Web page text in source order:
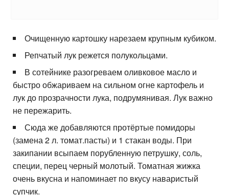
Очищенную картошку нарезаем крупным кубиком.
Репчатый лук режется полукольцами.
В сотейнике разогреваем оливковое масло и
быстро обжариваем на сильном огне картофель и
лук до прозрачности лука, подрумянивая. Лук важно
не пережарить.
Сюда же добавляются протёртые помидоры
(замена 2 л. томат.пасты) и 1 стакан воды. При
закипании всыпаем порубленную петрушку, соль,
специи, перец черный молотый. Томатная жижка
очень вкусна и напоминает по вкусу наваристый
супчик.